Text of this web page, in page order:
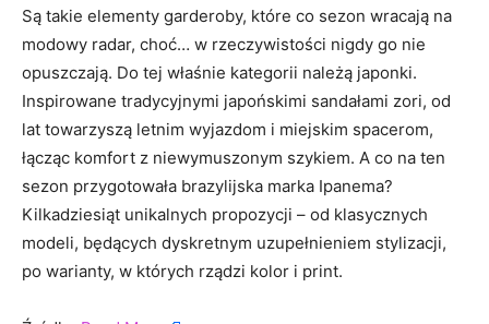
Są takie elementy garderoby, które co sezon wracają na
modowy radar, choć… w rzeczywistości nigdy go nie
opuszczają. Do tej właśnie kategorii należą japonki.
Inspirowane tradycyjnymi japońskimi sandałami zori, od
lat towarzyszą letnim wyjazdom i miejskim spacerom,
łącząc komfort z niewymuszonym szykiem. A co na ten
sezon przygotowała brazylijska marka Ipanema?
Kilkadziesiąt unikalnych propozycji – od klasycznych
modeli, będących dyskretnym uzupełnieniem stylizacji,
po warianty, w których rządzi kolor i print.